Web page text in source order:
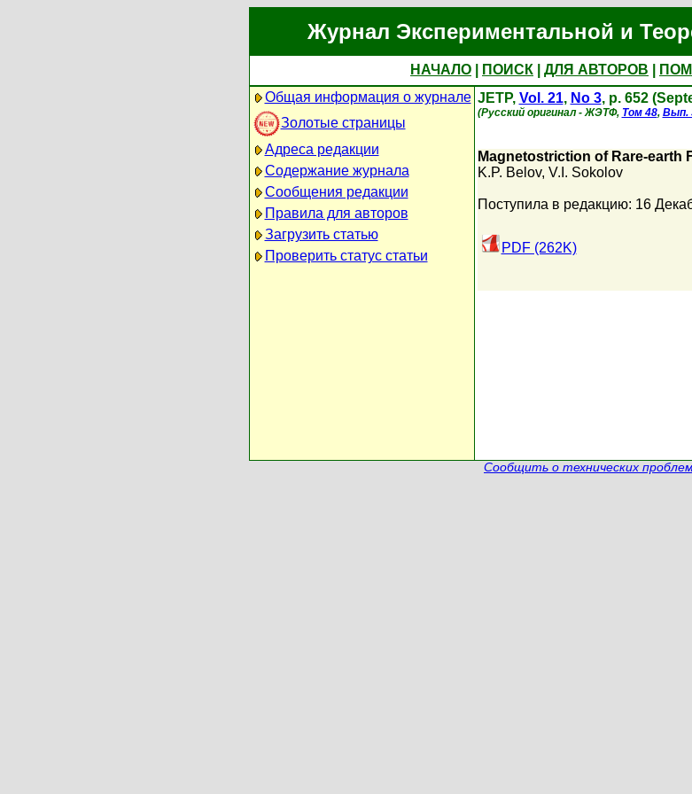
Журнал Экспериментальной и
НАЧАЛО ПОИСК ДЛЯ АВТОРОВ
Общая информация о журнале
Золотые страницы
Адреса редакции
Содержание журнала
Сообщения редакции
Правила для авторов
Загрузить статью
Проверить статус статьи
JETP, Vol. 21, No 3, p. 652
(Русский оригинал - ЖЭТФ, Том 48, Вып.
Magnetostriction of Rare-earth
K.P. Belov, V.I. Sokolov
Поступила в редакцию: 16
PDF (262K)
Сообщить о технических